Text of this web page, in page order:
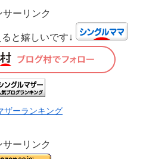
サーリンク
と嬉しいです↓
ザーランキング
サーリンク